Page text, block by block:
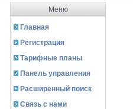
Меню
Главная
Регистрация
Тарифные планы
Панель управления
Расширенный поиск
Связь с нами